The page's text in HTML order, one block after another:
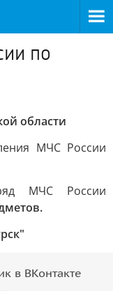
по
области
МЧС России
МЧС России
в ВКонтакте